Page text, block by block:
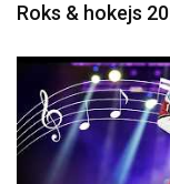
Roks & hokejs